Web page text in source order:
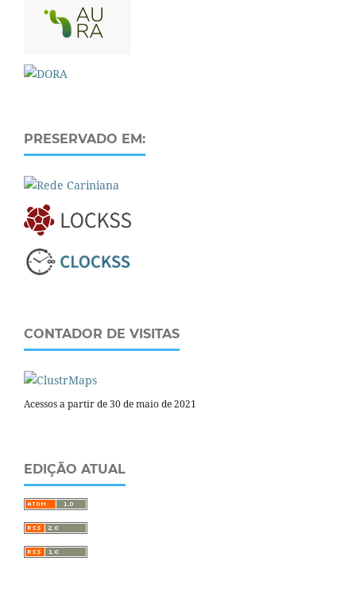
PRESERVADO EM:
CONTADOR DE VISITAS
Acessos a partir de 30 de maio de 2021
EDIÇÃO ATUAL